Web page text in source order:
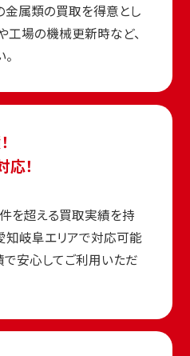
金属類の買取を得意とし
工場の機械更新時など、
！
件を超える買取実績を持
知岐阜エリアで対応可能
で安心してご利用いただ